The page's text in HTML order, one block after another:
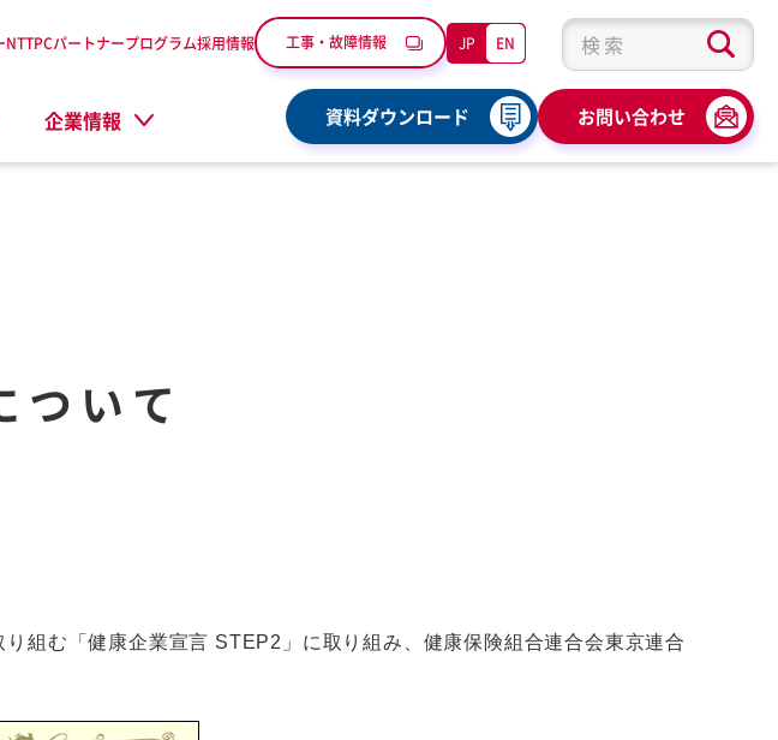
検索キーワード入力
企業情報
NTTPCパートナープログラム採用情報 工事・故障情報 JP EN
資料ダウンロード お問い合わせ
ついて
組む「健康企業宣言 STEP2」に取り組み、健康保険組合連合会東京連合